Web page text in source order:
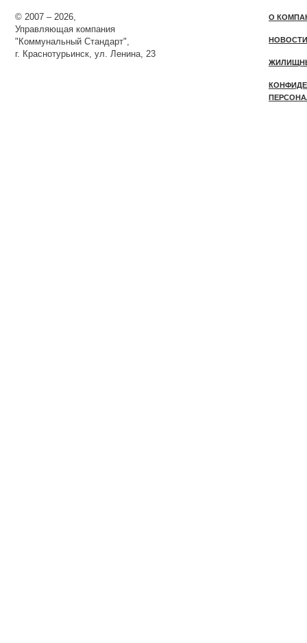
© 2007 – 2026,
Управляющая компания
"Коммунальный Стандарт",
г. Краснотурьинск, ул. Ленина, 23
О
НОВОСТИ